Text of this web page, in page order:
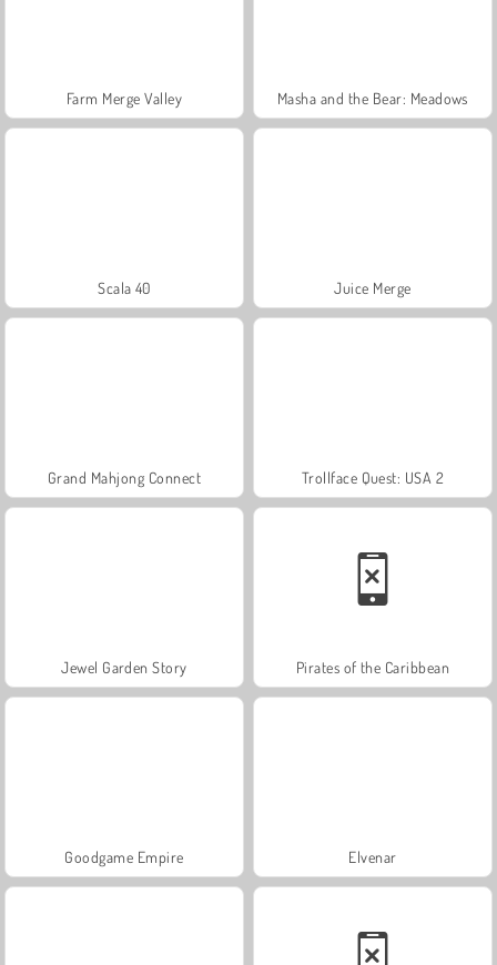
Farm Merge Valley Masha and the Bear: Meadows
Scala 40 Juice Merge
Grand Mahjong Connect Trollface Quest: USA 2
Jewel Garden Story Pirates of the Caribbean
Goodgame Empire Elvenar